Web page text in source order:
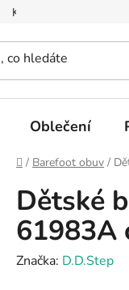
Kontakty na prodejny
Oblečení
Domů
/ Barefoot obuv /
Dětské
61983A
Značka: D.D.Step